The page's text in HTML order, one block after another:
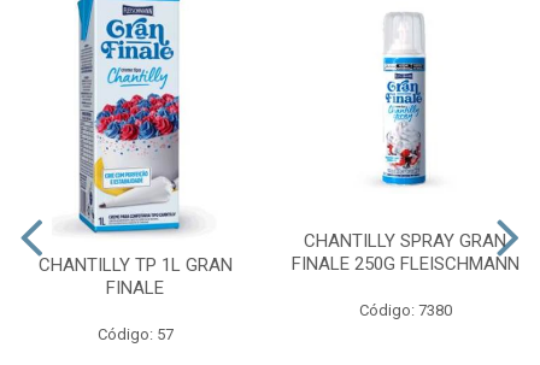
CHANTILLY TP 1L GRAN
FINALE
Código: 57
CHANTILLY SPRAY GRAN
FINALE 250G FLEISCHMANN
Código: 7380